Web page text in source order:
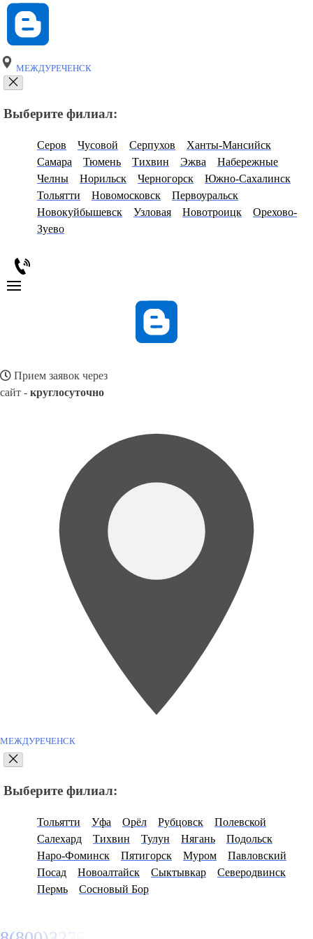
МЕЖДУРЕЧЕНСК
Выберите филиал:
Серов Чусовой Серпухов
Ханты-Мансийск
Самара
Тюмень Тихвин Эжва
Набережные
Челны
Норильск Черногорск
Южно-Сахалинск
Тольятти
Новомосковск
Первоуральск
Новокуйбышевск
Узловая Новотроицк
Орехово-
Зуево
Прием заявок через
сайт - круглосуточно
МЕЖДУРЕЧЕНСК
Выберите филиал:
Тольятти Уфа Орёл Рубцовск
Полевской
Салехард
Тихвин Тулун Нягань
Подольск
Наро-Фоминск
Пятигорск Муром
Павловский
Посад
Новоалтайск Сыктывкар
Северодвинск
Пермь
Сосновый Бор